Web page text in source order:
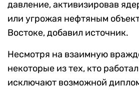
давление, активизировав
или угрожая нефтяным
Востоке, добавил источник.
Несмотря на взаимную
некоторые из тех, кто
исключают возможной